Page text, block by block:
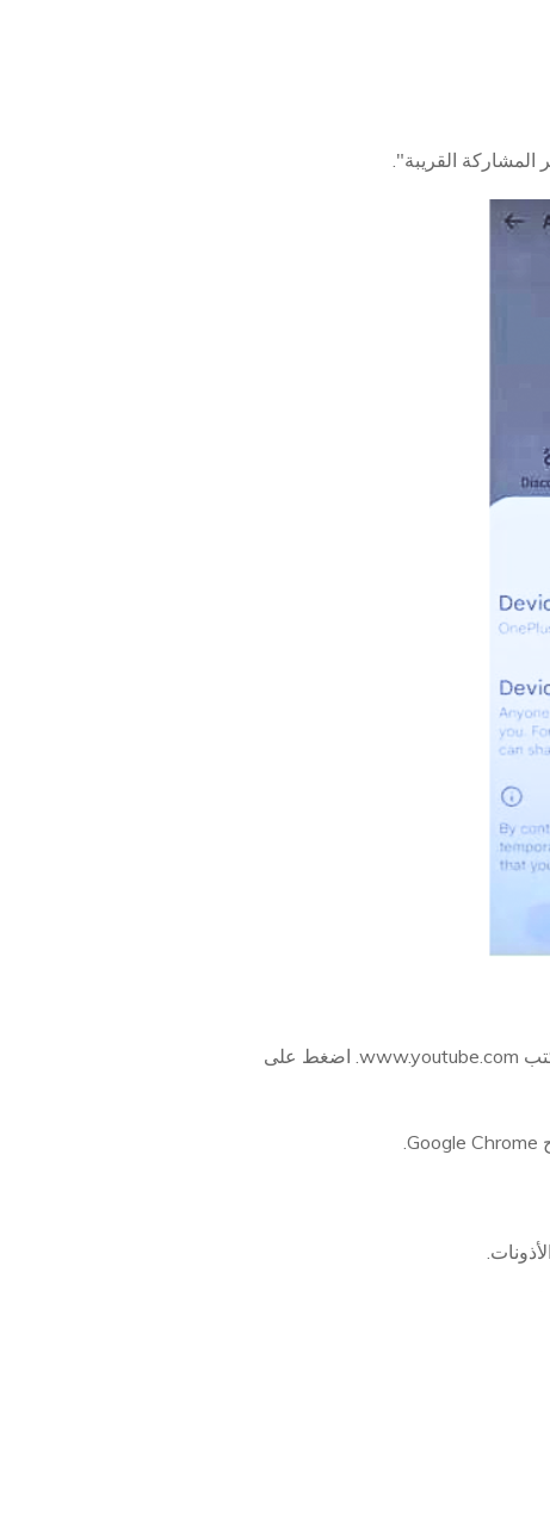
في نافذة الرسالة الجديدة، أدخل رقمًا مزيفًا في قسم "إلى"، ثم احذف الرابط الموجود واكتب www.youtube.com. اضغط على